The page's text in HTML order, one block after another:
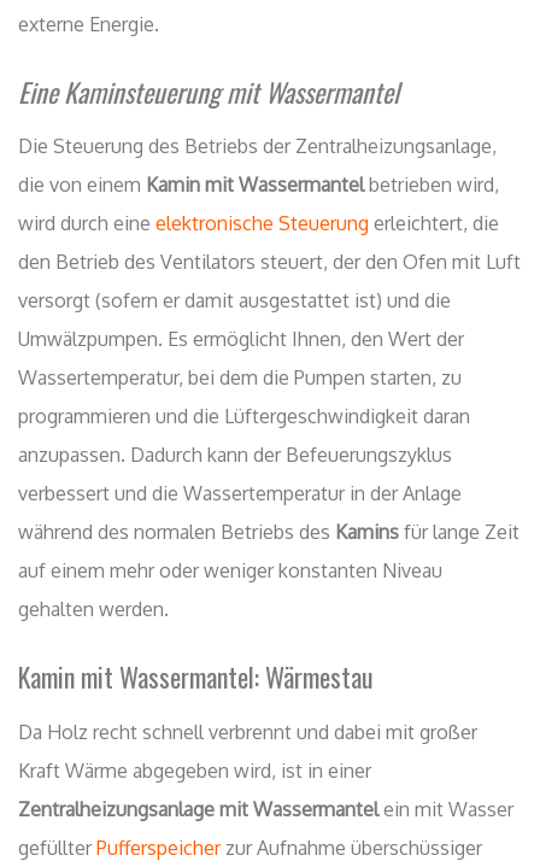
externe Energie.
Eine Kaminsteuerung mit Wassermantel
Die Steuerung des Betriebs der Zentralheizungsanlage,
die von einem Kamin mit Wassermantelbetrieben wird,
wird durch eine elektronische Steuerung erleichtert, die
den Betrieb des Ventilators steuert, der den Ofen mit Luft
versorgt (sofern er damit ausgestattet ist) und die
Umwälzpumpen. Es ermöglicht Ihnen, den Wert der
Wassertemperatur, bei dem die Pumpen starten, zu
programmieren und die Lüftergeschwindigkeit daran
anzupassen. Dadurch kann der Befeuerungszyklus
verbessert und die Wassertemperatur in der Anlage
während des normalen Betriebs des Kamins für lange Zeit
auf einem mehr oder weniger konstanten Niveau
gehalten werden.
Kamin mit Wassermantel: Wärmestau
Da Holz recht schnell verbrennt und dabei mit großer
Kraft Wärme abgegeben wird, ist in einer
Zentralheizungsanlage mit Wassermantelein mit Wasser
gefüllterPufferspeicherzur Aufnahme überschüssiger